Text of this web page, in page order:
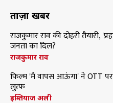
ताज़ा खबरें
राजकुमार राव की दोहरी तैयारी,
जनता का दिल?
राजकुमार राव
फिल्म 'मैं वापस आऊंगा' ने OTT
लुत्फ
इम्तियाज अली